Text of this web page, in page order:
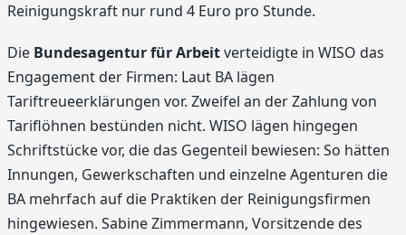
Reinigungskraft nur rund 4 Euro pro Stunde.
Die Bundesagentur für Arbeitverteidigte in WISO das
Engagement der Firmen: Laut BA lägen
Tariftreueerklärungen vor. Zweifel an der Zahlung von
Tariflöhnen bestünden nicht. WISO lägen hingegen
Schriftstücke vor, die das Gegenteil bewiesen: So hätten
Innungen, Gewerkschaften und einzelne Agenturen die
BA mehrfach auf die Praktiken der Reinigungsfirmen
hingewiesen. Sabine Zimmermann, Vorsitzende des